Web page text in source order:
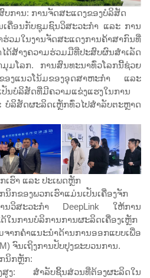
ບການ: ການຈັດສະແດງຂອງບໍລິສັດ
ເຄື່ອນກັບຊຸມຊົນວິສະວະກຳ ແລະ ການ
ມໃນງານຈັດສະແດງການຄ້າສາກົນທີ່
ດ້ສ້າງຄວາມຮ່ວມມືທີ່ປະສົບຜົນສຳເລັດ
ມໂລກ. ການສົນທະນາທົ່ວໂລກນີ້ຊ່ວຍ
ຂອງແນວໂນ້ມຂອງອຸດສາຫະກຳ ແລະ
ປັນບໍລິສັດທີ່ມີຄວາມແຂ່ງແຮງໃນການ
ລິສັດຜະລິດເຫຼັກທົ່ວໄປສຳລັບຕະຫຼາດ
ເຮົາ ແລະ ປະເພດຫຼັກ
ນິກຂອງພວກເຮົາແມ່ນເປັນເຄື່ອງຈັກ
ນວິສະວະກຳ DeepLink ໃຫ້ການ
ນການບໍລິການການຜະລິດເຄື່ອງເຫຼັກ
ກຄຳແນະນຳດ້ານການອອກແບບເພື່ອ
ຈົນເຖິງການປັບປຸງຂະບວນການ.
ກນິກຫຼັກ:
ສູງ: ສຳລັບຊິ້ນສ່ວນທີ່ຕ້ອງຜະລິດໃນ